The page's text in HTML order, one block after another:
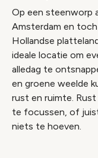
Op een steenworp
Amsterdam en
Hollandse
ideale locatie om
alledag te
en groene weelde
rust en ruimte.
te focussen, of
niets te hoeven.